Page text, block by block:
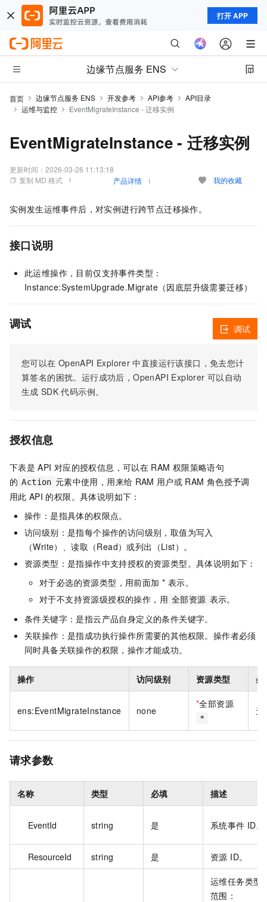
打开 APP
边缘节点服务 ENS
首页 边缘节点服务 ENS 开发参考 API参考
API目录
运维与监控
EventMigrateInstance - 迁移实例
EventMigrateInstance - 迁移实例
更新时间： 2026-03-26 11:13:18
复制 MD 格式
产品详情 我的收藏
实例发生运维事件后，对实例进行跨节点迁移操作。
接口说明
此运维操作，目前仅支持事件类型：
Instance:SystemUpgrade.Migrate（因底层升级需要迁移）
调试
您可以在 OpenAPI Explorer 中直接运行该接口，免去您计
算签名的困扰。运行成功后，OpenAPI Explorer 可以自动
生成 SDK 代码示例。
调试
授权信息
下表是 API 对应的授权信息，可以在 RAM 权限策略语句
的 Action 元素中使用，用来给 RAM 用户或 RAM 角色授予调
用此 API 的权限。具体说明如下：
操作：是指具体的权限点。
访问级别：是指每个操作的访问级别，取值为写入
（Write）、读取（Read）或列出（List）。
资源类型：是指操作中支持授权的资源类型。具体说明如下：
对于必选的资源类型，用前面加 * 表示。
对于不支持资源级授权的操作，用 全部资源 表示。
条件关键字：是指云产品自身定义的条件关键字。
关联操作：是指成功执行操作所需要的其他权限。操作者必须
同时具备关联操作的权限，操作才能成功。
操作 访问级别 资源类型 条
ens:EventMigrateInstance none
*全部资源
*
无
请求参数
名称 类型 必填 描述
EventId string 是 系统事件 ID。
ResourceId string 是 资源 ID。
运维任务类型
范围：